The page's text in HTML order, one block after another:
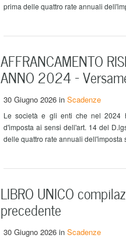
prima delle quattro rate annuali
AFFRANCAMENTO
ANNO 2024 –
30 Giugno 2026 in Scadenze
Le società e gli enti che nel 2024
d'imposta ai sensi dell'art. 14 del
delle quattro rate annuali dell'imposta
LIBRO UNICO
precedente
30 Giugno 2026 in Scadenze